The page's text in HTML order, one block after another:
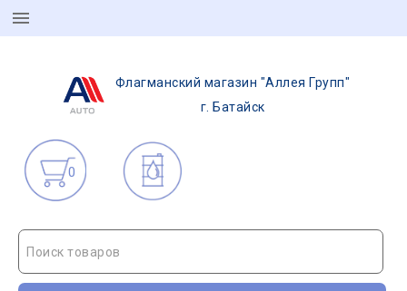
Флагманский магазин "Аллея Групп"
г. Батайск
0
Поиск товаров